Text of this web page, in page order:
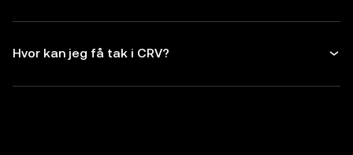
Hvor kan jeg få tak i CRV?